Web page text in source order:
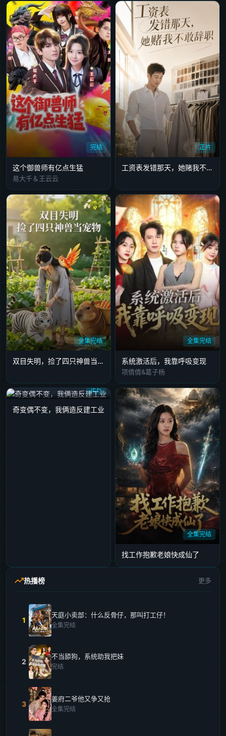
完结
这个御兽师有亿点生猛
易大千＆王云云
正片
工资表发错那天，她赌我不敢辞职
全集完结
双目失明，捡了四只神兽当宠物
全集完结
系统激活后，我靠呼吸变现
项倩倩&葛子杨
正片
奇变偶不变，我俩造反建工业
全集完结
找工作抱歉老娘快成仙了
热播榜 更多
1
天庭小卖部：什么反骨仔，那叫打工仔！
全集完结
2
不当舔狗，系统助我把妹
完结
3
姜府二爷他又争又抢
全集完结